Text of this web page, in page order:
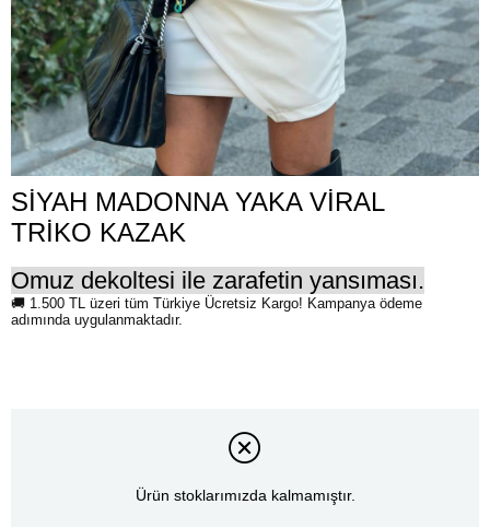
SİYAH MADONNA YAKA VİRAL
TRİKO KAZAK
Omuz dekoltesi ile zarafetin yansıması.
Ürün stoklarımızda kalmamıştır.